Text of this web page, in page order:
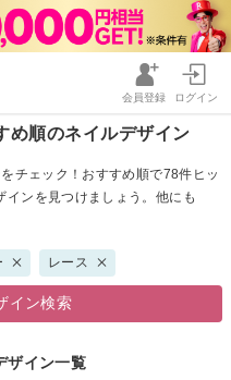
会員登録 ログイン
め順のネイルデザイン
チェック！おすすめ順で78件ヒッ
インを見つけましょう。他にも
レース
イン検索
ザイン一覧